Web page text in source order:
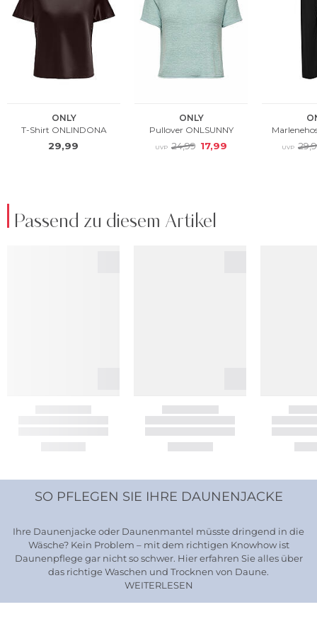
Passend zu diesem Artikel
SO PFLEGEN SIE IHRE DAUNENJACKE
Ihre Daunenjacke oder Daunenmantel müsste dringend in die
Wäsche? Kein Problem – mit dem richtigen Knowhow ist
Daunenpflege gar nicht so schwer. Hier erfahren Sie alles über
das richtige Waschen und Trocknen von Daune.
WEITERLESEN